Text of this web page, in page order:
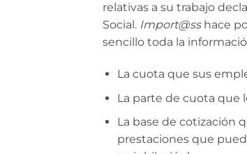
relativas a su trabajo
Social. Import@sshace
sencillo toda la
La cuota que sus
La parte de cuota que
La base de cotización
prestaciones que